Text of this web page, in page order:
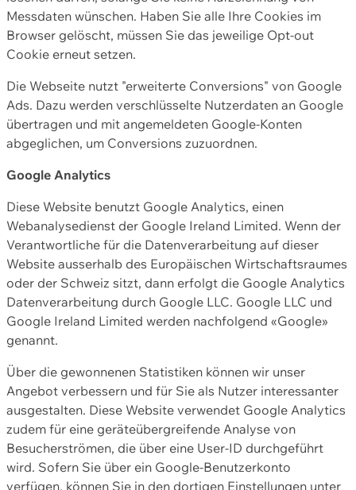
Messdaten wünschen. Haben Sie alle Ihre Cookies im
Browser gelöscht, müssen Sie das jeweilige Opt-out
Cookie erneut setzen.
Die Webseite nutzt "erweiterte Conversions" von Google
Ads. Dazu werden verschlüsselte Nutzerdaten an Google
übertragen und mit angemeldeten Google-Konten
abgeglichen, um Conversions zuzuordnen.
Google Analytics
Diese Website benutzt Google Analytics, einen
Webanalysedienst der Google Ireland Limited. Wenn der
Verantwortliche für die Datenverarbeitung auf dieser
Website ausserhalb des Europäischen Wirtschaftsraumes
oder der Schweiz sitzt, dann erfolgt die Google Analytics
Datenverarbeitung durch Google LLC. Google LLC und
Google Ireland Limited werden nachfolgend «Google»
genannt.
Über die gewonnenen Statistiken können wir unser
Angebot verbessern und für Sie als Nutzer interessanter
ausgestalten. Diese Website verwendet Google Analytics
zudem für eine geräteübergreifende Analyse von
Besucherströmen, die über eine User-ID durchgeführt
wird. Sofern Sie über ein Google-Benutzerkonto
verfügen, können Sie in den dortigen Einstellungen unter